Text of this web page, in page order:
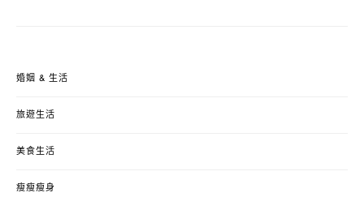
婚姻 & 生活
旅遊生活
美食生活
瘦瘦瘦身